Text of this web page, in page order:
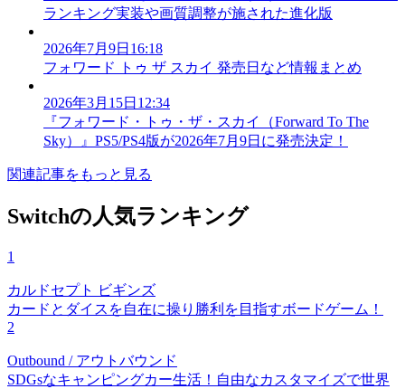
ランキング実装や画質調整が施された進化版
2026年7月9日16:18
フォワード トゥ ザ スカイ 発売日など情報まとめ
2026年3月15日12:34
『フォワード・トゥ・ザ・スカイ（Forward To The
Sky）』PS5/PS4版が2026年7月9日に発売決定！
関連記事をもっと見る
Switchの人気ランキング
1
カルドセプト ビギンズ
カードとダイスを自在に操り勝利を目指すボードゲーム！
2
Outbound / アウトバウンド
SDGsなキャンピングカー生活！自由なカスタマイズで世界